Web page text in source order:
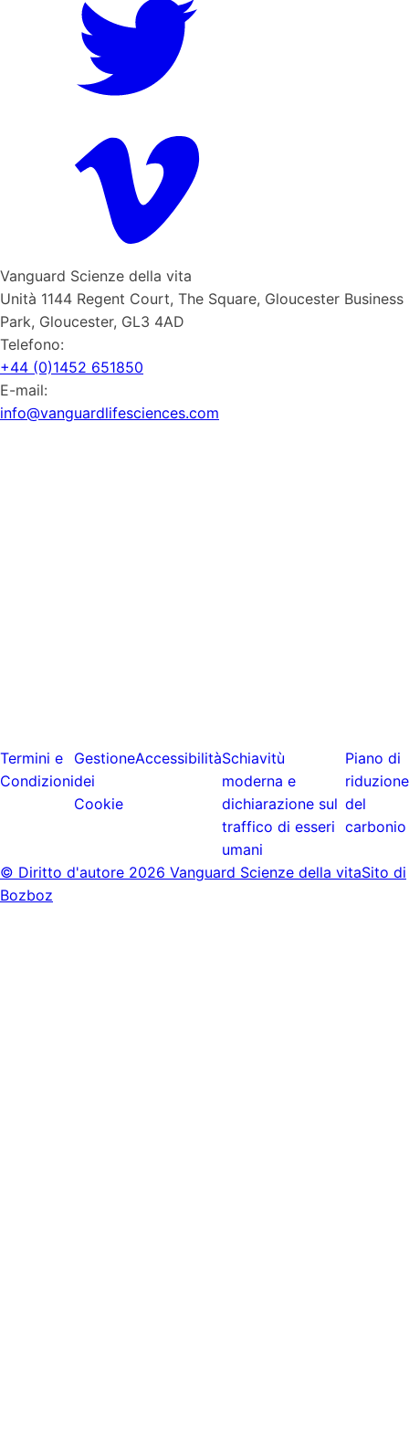
Vanguard Scienze della vita
Unità 1144 Regent Court, The Square, Gloucester Business
Park, Gloucester, GL3 4AD
Telefono:
+44 (0)1452 651850
E-mail:
info@vanguardlifesciences.com
Termini e
Condizioni
Gestione
dei
Cookie
AccessibilitàSchiavitù
moderna e
dichiarazione sul
traffico di esseri
umani
Piano di
riduzione
del
carbonio
© Diritto d'autore 2026 Vanguard Scienze della vitaSito di
Bozboz